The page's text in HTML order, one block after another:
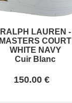
RALPH LAUREN -
MASTERS COURT
WHITE NAVY
Cuir Blanc
150.00 €